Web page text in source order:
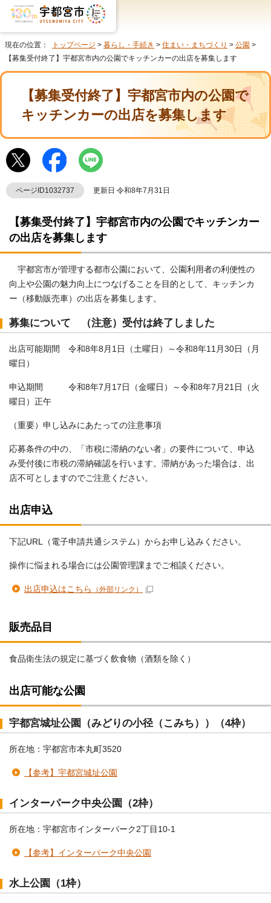
現在の位置： トップページ > 暮らし・手続き > 住まい・まちづくり > 公園 >
【募集受付終了】宇都宮市内の公園でキッチンカーの出店を募集します
【募集受付終了】宇都宮市内の公園で
キッチンカーの出店を募集します
ページID1032737 更新日 令和8年7月31日
【募集受付終了】宇都宮市内の公園でキッチンカー
の出店を募集します
宇都宮市が管理する都市公園において、公園利用者の利便性の
向上や公園の魅力向上につなげることを目的として、キッチンカ
ー（移動販売車）の出店を募集します。
募集について （注意）受付は終了しました
出店可能期間 令和8年8月1日（土曜日）～令和8年11月30日（月
曜日）
申込期間 令和8年7月17日（金曜日）～令和8年7月21日（火
曜日）正午
（重要）申し込みにあたっての注意事項
応募条件の中の、「市税に滞納のない者」の要件について、申込
み受付後に市税の滞納確認を行います。滞納があった場合は、出
店不可としますのでご注意ください。
出店申込
下記URL（電子申請共通システム）からお申し込みください。
操作に悩まれる場合には公園管理課までご相談ください。
出店申込はこちら （外部リンク）
販売品目
食品衛生法の規定に基づく飲食物（酒類を除く）
出店可能な公園
宇都宮城址公園（みどりの小径（こみち））（4枠）
所在地：宇都宮市本丸町3520
【参考】宇都宮城址公園
インターパーク中央公園（2枠）
所在地：宇都宮市インターパーク2丁目10-1
【参考】インターパーク中央公園
水上公園（1枠）